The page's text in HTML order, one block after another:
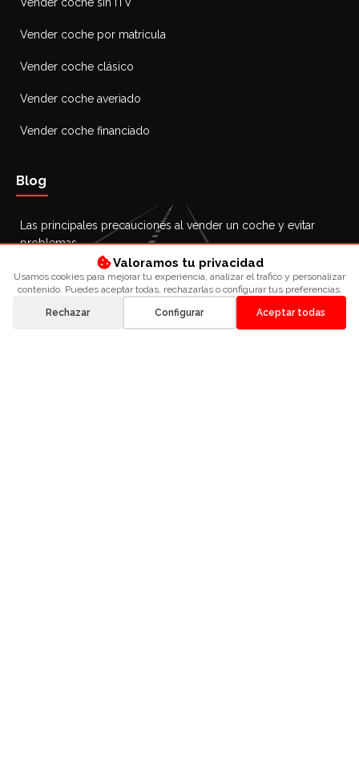
Blog
Las principales precauciones al vender un coche y evitar
problemas
Cómo vender un coche de segunda mano: guía y consejos
26 octubre 2025
Vender coche por matrícula
Vender coche clásico
Vender coche averiado
Vender coche financiado
Valoramos tu privacidad
Usamos cookies para mejorar tu experiencia, analizar el trafico y personalizar
contenido. Puedes aceptar todas, rechazarlas o configurar tus preferencias.
Rechazar Configurar Aceptar todas